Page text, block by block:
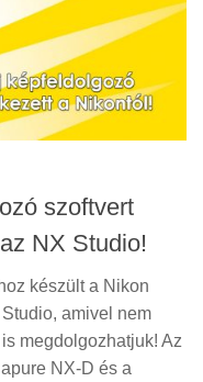
szoftvert
NX Studio!
készült a Nikon
amivel nem
megdolgozhatjuk! Az
NX-D és a